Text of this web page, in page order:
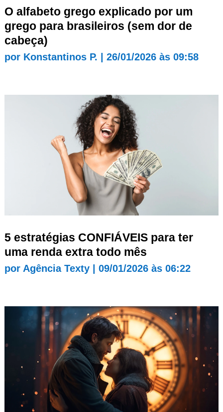
O alfabeto grego explicado por um
grego para brasileiros (sem dor de
cabeça)
por Konstantinos P. 26/01/2026 às 09:58
5 estratégias CONFIÁVEIS para ter
uma renda extra todo mês
por Agência Texty| 09/01/2026 às 06:22